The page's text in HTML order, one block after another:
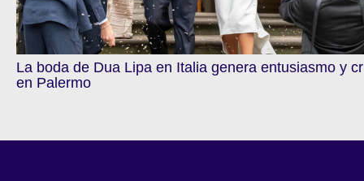
La boda de Dua Lipa en Italia genera entusiasmo y
en Palermo